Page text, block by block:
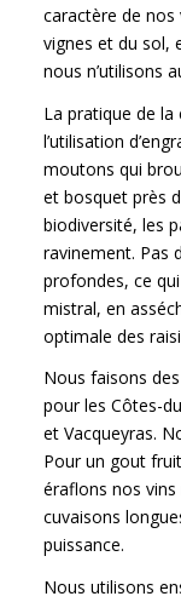
caractère de nos
vignes et du sol,
nous n’utilisons
La pratique de la
l’utilisation
moutons qui
et bosquet près
biodiversité, les
ravinement. Pas
profondes, ce
mistral, en
optimale des
Nous faisons
pour les Côtes-
et Vacqueyras.
Pour un gout
éraflons nos
cuvaisons
puissance.
Nous utilisons